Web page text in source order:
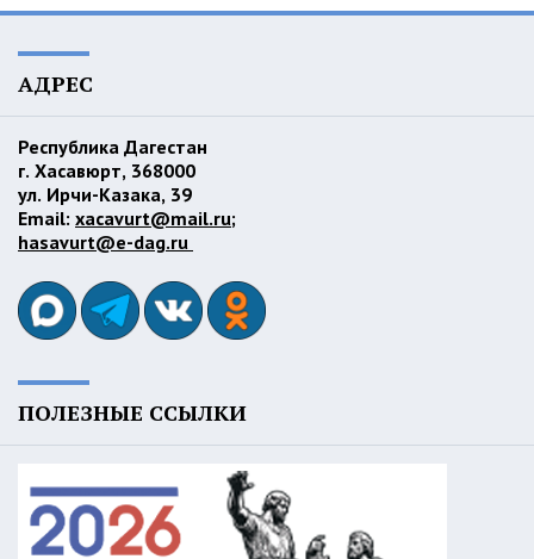
АДРЕС
Республика Дагестан
г. Хасавюрт, 368000
ул. Ирчи-Казака, 39
Email: xacavurt@mail.ru;
hasavurt@e-dag.ru
ПОЛЕЗНЫЕ ССЫЛКИ